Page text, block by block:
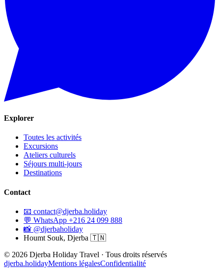
Explorer
Toutes les activités
Excursions
Ateliers culturels
Séjours multi-jours
Destinations
Contact
📧 contact@djerba.holiday
💬 WhatsApp +216 24 099 888
📸 @djerbaholiday
Houmt Souk, Djerba 🇹🇳
© 2026 Djerba Holiday Travel · Tous droits réservés
djerba.holidayMentions légalesConfidentialité